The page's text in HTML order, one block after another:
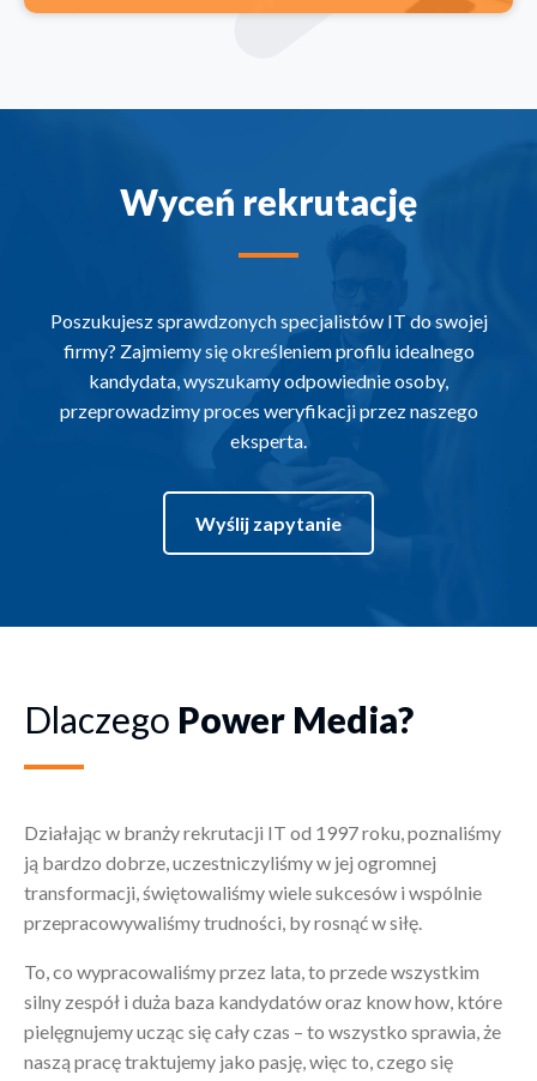
Wyceń rekrutację
Poszukujesz sprawdzonych specjalistów IT do swojej
firmy? Zajmiemy się określeniem profilu idealnego
kandydata, wyszukamy odpowiednie osoby,
przeprowadzimy proces weryfikacji przez naszego
eksperta.
Wyślij zapytanie
Dlaczego Power Media?
Działając w branży rekrutacji IT od 1997 roku, poznaliśmy
ją bardzo dobrze, uczestniczyliśmy w jej ogromnej
transformacji, świętowaliśmy wiele sukcesów i wspólnie
przepracowywaliśmy trudności, by rosnąć w siłę.
To, co wypracowaliśmy przez lata, to przede wszystkim
silny zespół i duża baza kandydatów oraz know how, które
pielęgnujemy ucząc się cały czas – to wszystko sprawia, że
naszą pracę traktujemy jako pasję, więc to, czego się